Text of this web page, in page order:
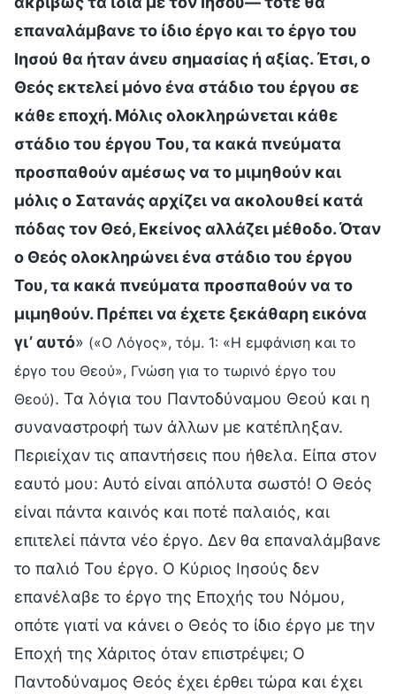
επαναλάμβανε το ίδιο έργο και το έργο του
Ιησού θα ήταν άνευ σημασίας ή αξίας. Έτσι, ο
Θεός εκτελεί μόνο ένα στάδιο του έργου σε
κάθε εποχή. Μόλις ολοκληρώνεται κάθε
στάδιο του έργου Του, τα κακά πνεύματα
προσπαθούν αμέσως να το μιμηθούν και
μόλις ο Σατανάς αρχίζει να ακολουθεί κατά
πόδας τον Θεό, Εκείνος αλλάζει μέθοδο. Όταν
ο Θεός ολοκληρώνει ένα στάδιο του έργου
Του, τα κακά πνεύματα προσπαθούν να το
μιμηθούν. Πρέπει να έχετε ξεκάθαρη εικόνα
γι’ αυτό» («Ο Λόγος», τόμ. 1: «Η εμφάνιση και το
έργο του Θεού», Γνώση για το τωρινό έργο του
Θεού). Τα λόγια του Παντοδύναμου Θεού και η
συναναστροφή των άλλων με κατέπληξαν.
Περιείχαν τις απαντήσεις που ήθελα. Είπα στον
εαυτό μου: Αυτό είναι απόλυτα σωστό! Ο Θεός
είναι πάντα καινός και ποτέ παλαιός, και
επιτελεί πάντα νέο έργο. Δεν θα επαναλάμβανε
το παλιό Του έργο. Ο Κύριος Ιησούς δεν
επανέλαβε το έργο της Εποχής του Νόμου,
οπότε γιατί να κάνει ο Θεός το ίδιο έργο με την
Εποχή της Χάριτος όταν επιστρέψει; Ο
Παντοδύναμος Θεός έχει έρθει τώρα και έχει